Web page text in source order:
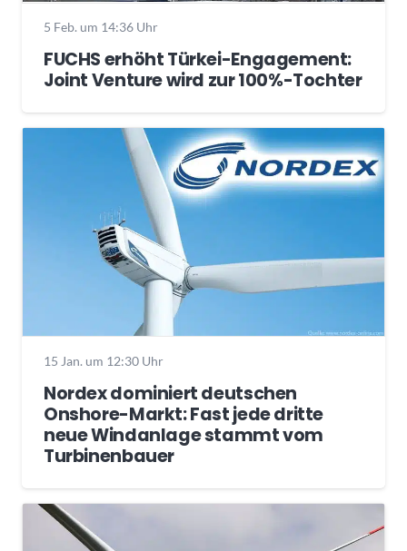
5 Feb. um 14:36 Uhr
FUCHS erhöht Türkei-Engagement:
Joint Venture wird zur 100%-Tochter
15 Jan. um 12:30 Uhr
Nordex dominiert deutschen
Onshore-Markt: Fast jede dritte
neue Windanlage stammt vom
Turbinenbauer